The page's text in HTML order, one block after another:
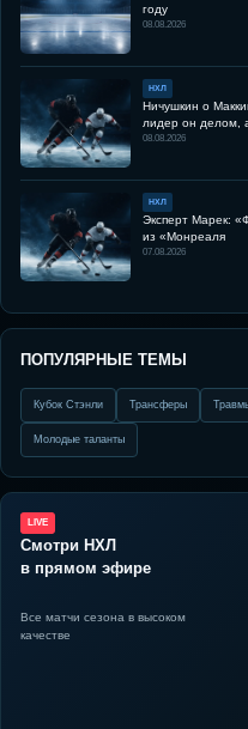
году
08.08.2026
НХЛ
Ничушкин о
лидер он делом,
08.08.2026
НХЛ
Эксперт Марек:
из «Монреаля
07.08.2026
ПОПУЛЯРНЫЕ ТЕМЫ
Кубок Стэнли Трансферы
Молодые таланты
LIVE
Смотри НХЛ
в прямом эфире
Все матчи сезона в высоком
качестве